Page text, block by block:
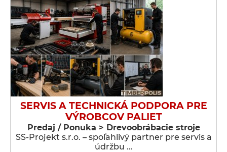
SERVIS A TECHNICKÁ PODPORA PRE
VÝROBCOV PALIET
Predaj / Ponuka > Drevoobrábacie stroje
SS-Projekt s.r.o. – spoľahlivý partner pre servis a
údržbu …